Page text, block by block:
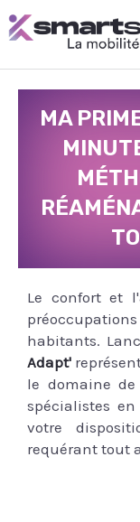
Aller
au
MA
Le confort et
habitants.
Adapt'
le domaine de
spécialistes
votre
requérant tout